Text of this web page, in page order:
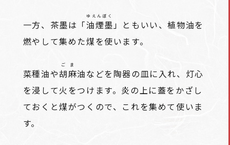
一方、茶墨は「油煙墨
ゆえんぼく
」ともいい、植物油を
燃やして集めた煤を使います。
菜種油や胡麻
ごま
油などを陶器の皿に入れ、灯心
を浸して火をつけます。炎の上に蓋をかざし
ておくと煤がつくので、これを集めて使いま
す。